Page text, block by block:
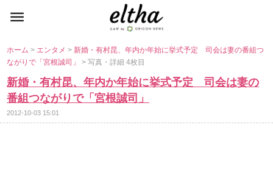
ホーム> エンタメ> 新婚・有村昆、年内か年始に挙式予定 司会は妻の番組つ
ながりで「宮根誠司」> 写真・詳細 4枚目
新婚・有村昆、年内か年始に挙式予定 司会は妻の
番組つながりで「宮根誠司」
2012-10-03 15:01